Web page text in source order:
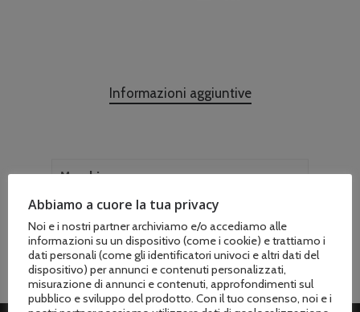
Informazioni aggiuntive
Marchio
Stihl
Abbiamo a cuore la tua privacy
Noi e i nostri partner archiviamo e/o accediamo alle
informazioni su un dispositivo (come i cookie) e trattiamo i
dati personali (come gli identificatori univoci e altri dati del
dispositivo) per annunci e contenuti personalizzati,
misurazione di annunci e contenuti, approfondimenti sul
pubblico e sviluppo del prodotto. Con il tuo consenso, noi e i